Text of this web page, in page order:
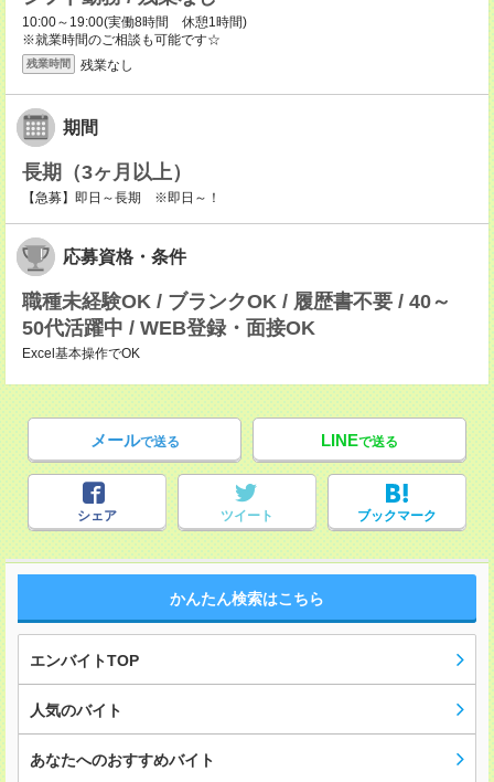
10:00～19:00(実働8時間 休憩1時間)
※就業時間のご相談も可能です☆
残業時間 残業なし
期間
長期（3ヶ月以上）
【急募】即日～長期 ※即日～！
応募資格・条件
職種未経験OK / ブランクOK / 履歴書不要 / 40～
50代活躍中 / WEB登録・面接OK
Excel基本操作でOK
メールで送る LINEで送る
シェア ツイート ブックマーク
かんたん検索はこちら
エンバイトTOP
人気のバイト
あなたへのおすすめバイト